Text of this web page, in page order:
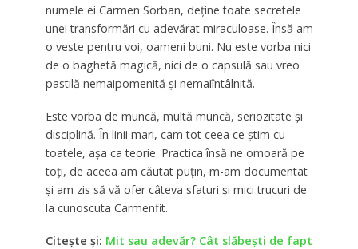
numele ei Carmen Sorban, deține toate secretele
unei transformări cu adevărat miraculoase. Însă am
o veste pentru voi, oameni buni. Nu este vorba nici
de o baghetă magică, nici de o capsulă sau vreo
pastilă nemaipomenită și nemaiîntâlnită.
Este vorba de muncă, multă muncă, seriozitate și
disciplină. În linii mari, cam tot ceea ce știm cu
toatele, așa ca teorie. Practica însă ne omoară pe
toți, de aceea am căutat puțin, m-am documentat
și am zis să vă ofer câteva sfaturi și mici trucuri de
la cunoscuta Carmenfit.
Citește și: Mit sau adevăr? Cât slăbești de fapt